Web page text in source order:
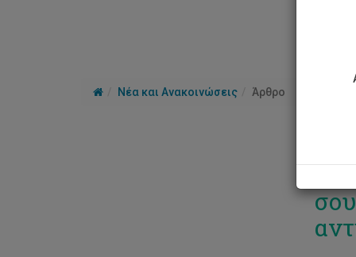
Νέα και Ανακοινώσεις Άρθρο